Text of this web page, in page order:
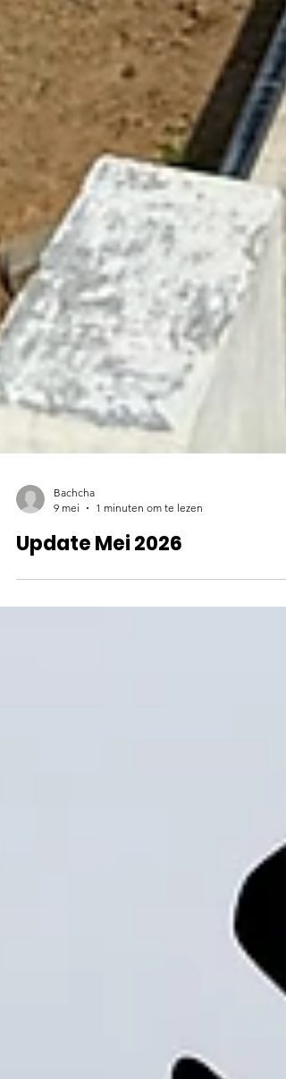
9 mei
1 minuten om te lezen
Update Mei 2026